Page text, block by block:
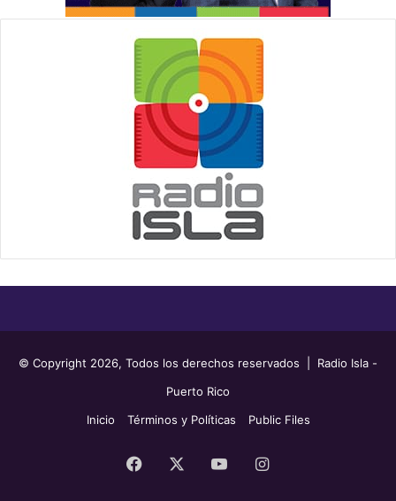
© Copyright 2026, Todos los derechos reservados | Radio Isla -
Puerto Rico
Inicio
Términos y Políticas Public Files
Facebook YouTubeInstagram